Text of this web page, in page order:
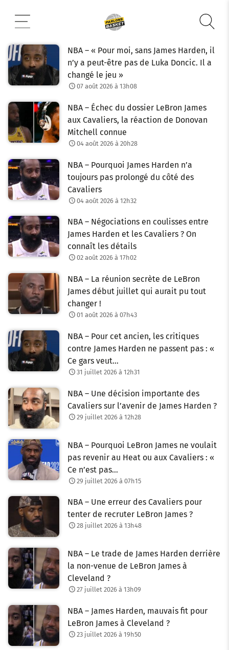
contenu
NBA – « Pour moi, sans James Harden, il
n’y a peut-être pas de Luka Doncic. Il a
changé le jeu »
07 août 2026 à 13h08
NBA – Échec du dossier LeBron James
aux Cavaliers, la réaction de Donovan
Mitchell connue
04 août 2026 à 20h28
NBA – Pourquoi James Harden n’a
toujours pas prolongé du côté des
Cavaliers
04 août 2026 à 12h32
NBA – Négociations en coulisses entre
James Harden et les Cavaliers ? On
connaît les détails
02 août 2026 à 17h02
NBA – La réunion secrète de LeBron
James début juillet qui aurait pu tout
changer !
01 août 2026 à 07h43
NBA – Pour cet ancien, les critiques
contre James Harden ne passent pas : «
Ce gars veut…
31 juillet 2026 à 12h31
NBA – Une décision importante des
Cavaliers sur l’avenir de James Harden ?
29 juillet 2026 à 12h28
NBA – Pourquoi LeBron James ne voulait
pas revenir au Heat ou aux Cavaliers : «
Ce n’est pas…
29 juillet 2026 à 07h15
NBA – Une erreur des Cavaliers pour
tenter de recruter LeBron James ?
28 juillet 2026 à 13h48
NBA – Le trade de James Harden derrière
la non-venue de LeBron James à
Cleveland ?
27 juillet 2026 à 13h09
NBA – James Harden, mauvais fit pour
LeBron James à Cleveland ?
23 juillet 2026 à 19h50